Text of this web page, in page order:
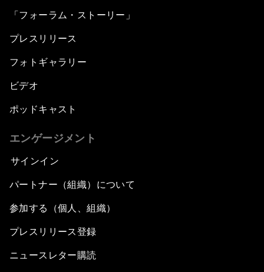
「フォーラム・ストーリー」
プレスリリース
フォトギャラリー
ビデオ
ポッドキャスト
エンゲージメント
サインイン
パートナー（組織）について
参加する（個人、組織）
プレスリリース登録
ニュースレター購読